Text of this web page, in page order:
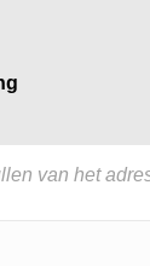
van het